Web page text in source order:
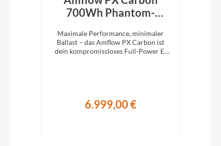
700Wh Phantom-
Maximale Performance, minimaler
Ballast – das Amflow PX Carbon ist
dein kompromissloses Full-Power E-
6.999,00 €